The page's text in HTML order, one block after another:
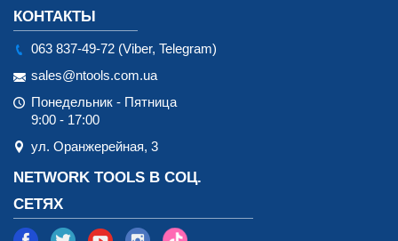
КОНТАКТЫ
063 837-49-72 (Viber, Telegram)
sales@ntools.com.ua
Понедельник - Пятница
9:00 - 17:00
ул. Оранжерейная, 3
NETWORK TOOLS В СОЦ.
СЕТЯХ